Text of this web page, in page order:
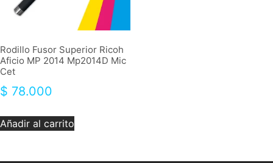
Rodillo Fusor Superior Ricoh
Aficio MP 2014 Mp2014D Mic
Cet
$ 78.000
Añadir al carrito